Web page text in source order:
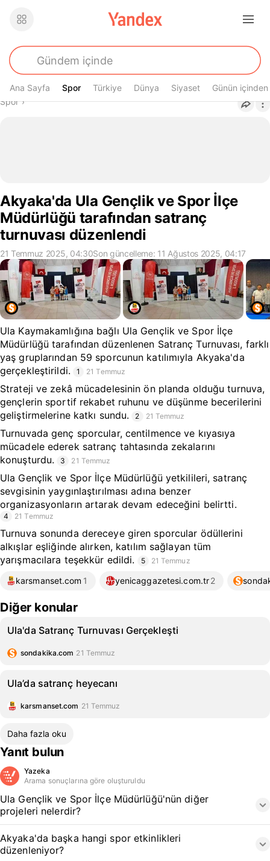
Ana Sayfa Spor
Spor Türkiye Dünya Siyaset Günün içinden
Buradasın
Spor›
Akyaka'da Ula Gençlik ve Spor İlçe
Müdürlüğü tarafından satranç
turnuvası düzenlendi
21 Temmuz 2025, 04:30Son güncelleme: 11 Ağustos 2025, 04:17
Ula Kaymakamlığına bağlı Ula Gençlik ve Spor İlçe
Müdürlüğü tarafından düzenlenen Satranç Turnuvası, farklı
yaş gruplarından 59 sporcunun katılımıyla Akyaka'da
gerçekleştirildi.
1 21 Temmuz
Strateji ve zekâ mücadelesinin ön planda olduğu turnuva,
gençlerin sportif rekabet ruhunu ve düşünme becerilerini
geliştirmelerine katkı sundu.
2 21 Temmuz
Turnuvada genç sporcular, centilmence ve kıyasıya
mücadele ederek satranç tahtasında zekalarını
konuşturdu.
3 21 Temmuz
Ula Gençlik ve Spor İlçe Müdürlüğü yetkilileri, satranç
sevgisinin yaygınlaştırılması adına benzer
organizasyonların artarak devam edeceğini belirtti.
4 21 Temmuz
Turnuva sonunda dereceye giren sporcular ödüllerini
alkışlar eşliğinde alırken, katılım sağlayan tüm
yarışmacılara teşekkür edildi.
5 21 Temmuz
karsmanset.com 1 yenicaggazetesi.com.tr2
Diğer konular
Ula'da Satranç Turnuvası Gerçekleşti
sondakika.com 21 Temmuz
Ula’da satranç heyecanı
karsmanset.com 21 Temmuz
Daha fazla oku
Yanıt bulun
Yazeka
Arama sonuçlarına göre oluşturuldu
Ula Gençlik ve Spor İlçe Müdürlüğü'nün diğer
projeleri nelerdir?
Akyaka'da başka hangi spor etkinlikleri
düzenleniyor?